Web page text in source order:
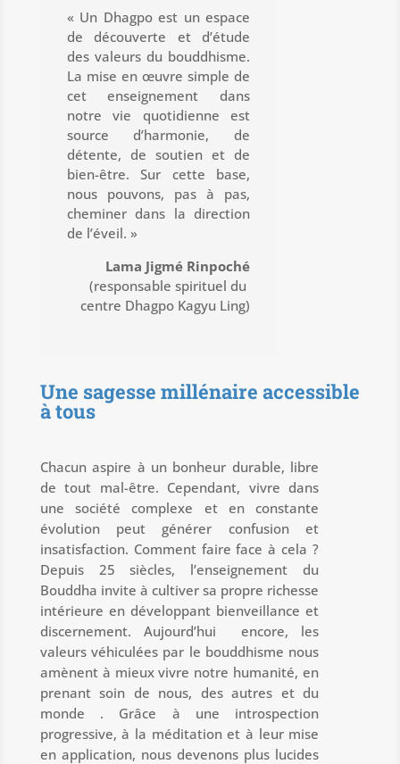
« Un Dhagpo est un espace
de découverte et d’étude
des valeurs du bouddhisme.
La mise en œuvre simple de
cet enseignement dans
notre vie quotidienne est
source d’harmonie, de
détente, de soutien et de
bien-être. Sur cette base,
nous pouvons, pas à pas,
cheminer dans la direction
de l’éveil. »
Lama Jigmé Rinpoché
(responsable spirituel du
centre Dhagpo Kagyu Ling)
Une sagesse millénaire accessible
à tous
Chacun aspire à un bonheur durable, libre
de tout mal-être. Cependant, vivre dans
une société complexe et en constante
évolution peut générer confusion et
insatisfaction. Comment faire face à cela ?
Depuis 25 siècles, l’enseignement du
Bouddha invite à cultiver sa propre richesse
intérieure en développant bienveillance et
discernement. Aujourd’hui encore, les
valeurs véhiculées par le bouddhisme nous
amènent à mieux vivre notre humanité, en
prenant soin de nous, des autres et du
monde . Grâce à une introspection
progressive, à la méditation et à leur mise
en application, nous devenons plus lucides